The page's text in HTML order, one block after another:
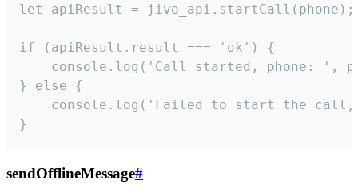
let apiResult = jivo_api.startCall(phone);
if (apiResult.result === 'ok') {
console.log('Call started, phone: ',
} else {
console.log('Failed to start the
}
sendOfflineMessage#